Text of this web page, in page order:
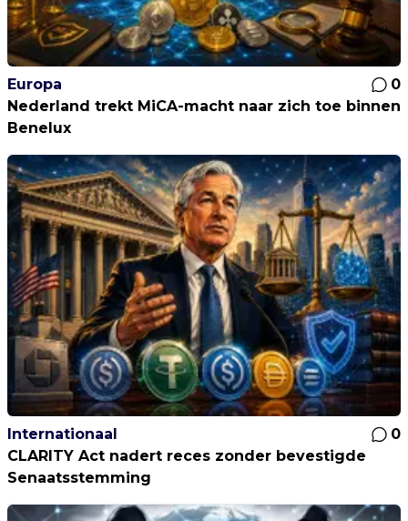
Europa
0
Nederland trekt MiCA-macht naar zich toe binnen
Benelux
Internationaal
0
CLARITY Act nadert reces zonder bevestigde
Senaatsstemming